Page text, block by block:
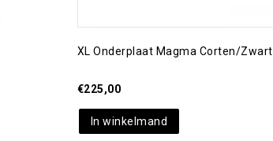
XL Onderplaat Magma Corten/zwart
€225,00
In winkelmand